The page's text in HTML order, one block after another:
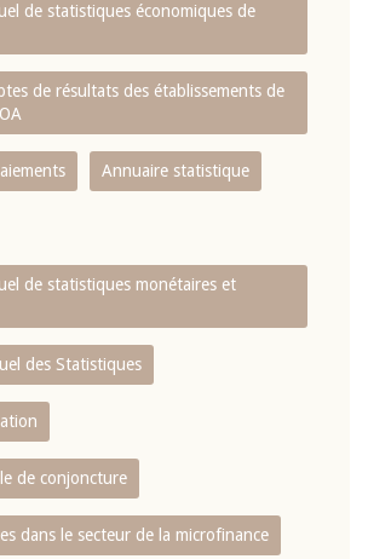
de statistiques économiques de
de résultats des établissements de
Annuaire statistique
de statistiques monétaires et
des Statistiques
de conjoncture
dans le secteur de la microfinance